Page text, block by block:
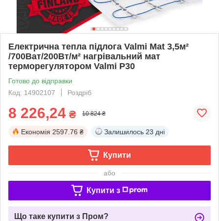
Електрична тепла підлога Valmi Mat 3,5м²
/700Ват/200Вт/м² нагрівальний мат
терморегулятором Valmi P30
Готово до відправки
Код: 14902107
Роздріб
8 226,24 ₴ 10 824 ₴
Економія 2597.76 ₴ Залишилось 23 дні
Купити
або
Купити з
Що таке купити з Пром?